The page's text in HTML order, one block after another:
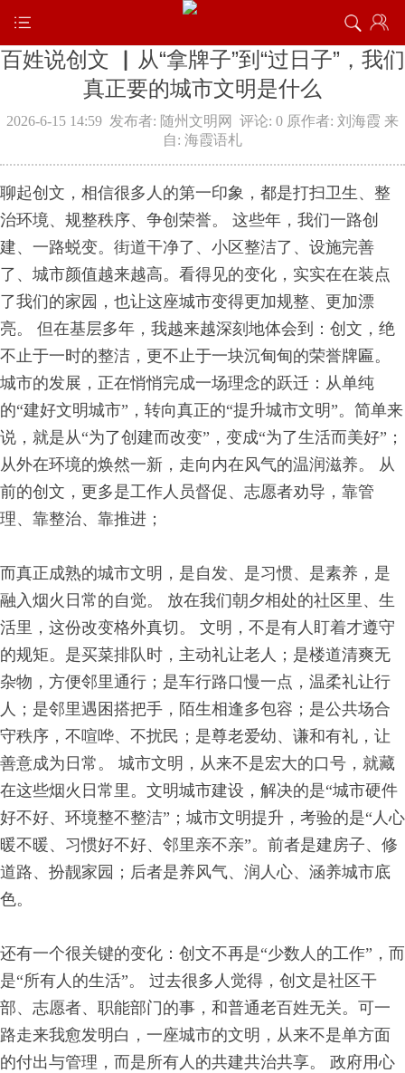
百姓说创文 ▏从“拿牌子”到“过日子”，我们
真正要的城市文明是什么
2026-6-15 14:59 发布者: 随州文明网 评论: 0 原作者: 刘海霞 来
自: 海霞语札
聊起创文，相信很多人的第一印象，都是打扫卫生、整
治环境、规整秩序、争创荣誉。 这些年，我们一路创
建、一路蜕变。街道干净了、小区整洁了、设施完善
了、城市颜值越来越高。看得见的变化，实实在在装点
了我们的家园，也让这座城市变得更加规整、更加漂
亮。 但在基层多年，我越来越深刻地体会到：创文，绝
不止于一时的整洁，更不止于一块沉甸甸的荣誉牌匾。
城市的发展，正在悄悄完成一场理念的跃迁：从单纯
的“建好文明城市”，转向真正的“提升城市文明”。简单来
说，就是从“为了创建而改变”，变成“为了生活而美好”；
从外在环境的焕然一新，走向内在风气的温润滋养。 从
前的创文，更多是工作人员督促、志愿者劝导，靠管
理、靠整治、靠推进；
而真正成熟的城市文明，是自发、是习惯、是素养，是
融入烟火日常的自觉。 放在我们朝夕相处的社区里、生
活里，这份改变格外真切。 文明，不是有人盯着才遵守
的规矩。是买菜排队时，主动礼让老人；是楼道清爽无
杂物，方便邻里通行；是车行路口慢一点，温柔礼让行
人；是邻里遇困搭把手，陌生相逢多包容；是公共场合
守秩序，不喧哗、不扰民；是尊老爱幼、谦和有礼，让
善意成为日常。 城市文明，从来不是宏大的口号，就藏
在这些烟火日常里。文明城市建设，解决的是“城市硬件
好不好、环境整不整洁”；城市文明提升，考验的是“人心
暖不暖、习惯好不好、邻里亲不亲”。前者是建房子、修
道路、扮靓家园；后者是养风气、润人心、涵养城市底
色。
还有一个很关键的变化：创文不再是“少数人的工作”，而
是“所有人的生活”。 过去很多人觉得，创文是社区干
部、志愿者、职能部门的事，和普通老百姓无关。可一
路走来我愈发明白，一座城市的文明，从来不是单方面
的付出与管理，而是所有人的共建共治共享。 政府用心